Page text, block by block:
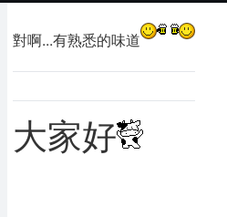
對啊...有熟悉的味道
大家好